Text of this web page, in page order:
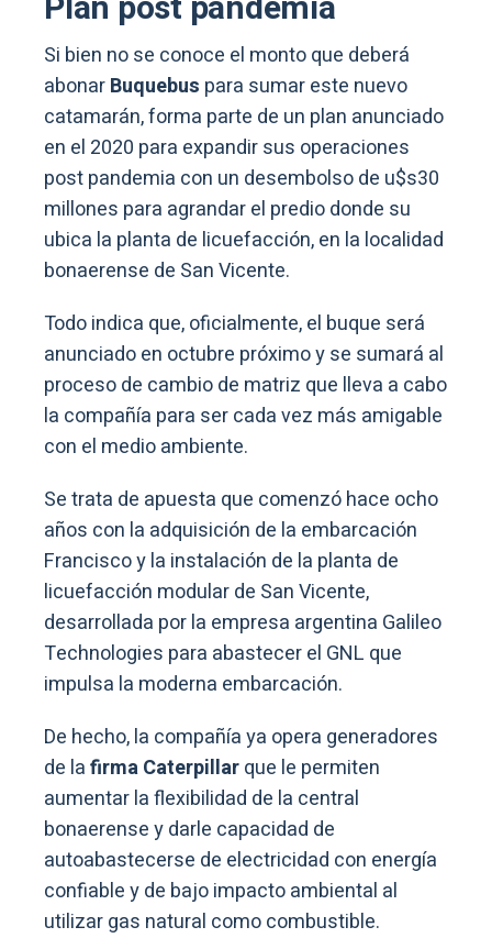
Si bien no se conoce el monto que deberá
abonarBuquebus para sumar este nuevo
catamarán, forma parte de un plan anunciado
en el 2020 para expandir sus operaciones
post pandemia con un desembolso de u$s30
millones para agrandar el predio donde su
ubica la planta de licuefacción, en la localidad
bonaerense de San Vicente.
Todo indica que, oficialmente, el buque será
anunciado en octubre próximo y se sumará al
proceso de cambio de matriz que lleva a cabo
la compañía para ser cada vez más amigable
con el medio ambiente.
Se trata de apuesta que comenzó hace ocho
años con la adquisición de la embarcación
Francisco y la instalación de la planta de
licuefacción modular de San Vicente,
desarrollada por la empresa argentina Galileo
Technologies para abastecer el GNL que
impulsa la moderna embarcación.
De hecho, la compañía ya opera generadores
de lafirma Caterpillarque le permiten
aumentar la flexibilidad de la central
bonaerense y darle capacidad de
autoabastecerse de electricidad con energía
confiable y de bajo impacto ambiental al
utilizar gas natural como combustible.